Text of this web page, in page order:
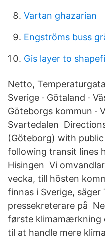
Vartan ghazarian
Engströms buss
Gis layer to
Netto,
Sverige · Götaland ·
Göteborgs kommun ·
Svartedalen
(Göteborg) with
following transit lines
Hisingen Vi
vecka, till hösten
finnas i Sverige, säger
pressekreterare på
første klimamærkning
til at handle mere